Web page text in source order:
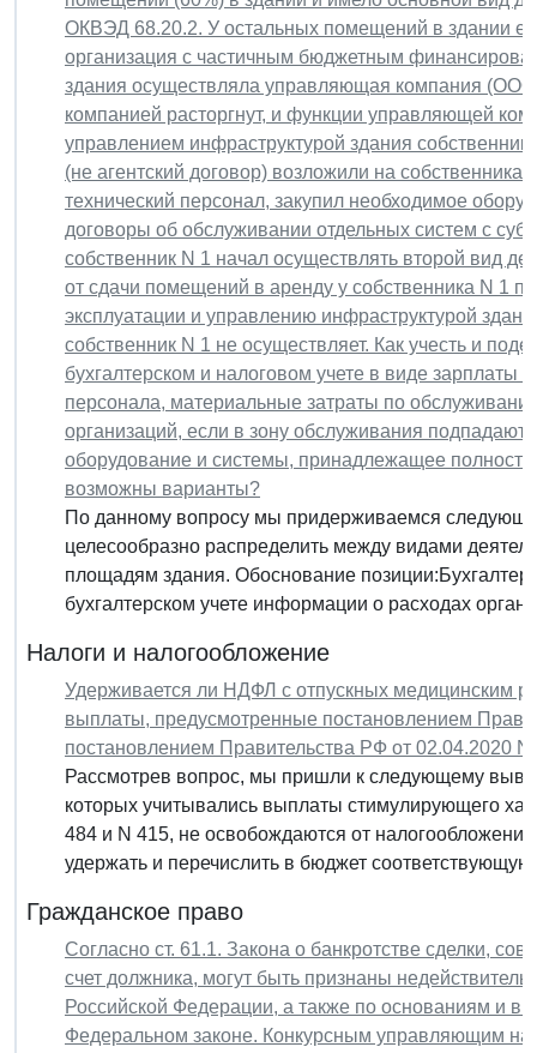
ОКВЭД 68.20.2. У остальных помещений в здании
организация с частичным бюджетным
здания осуществляла управляющая компания
компанией расторгнут, и функции управляющей
управлением инфраструктурой здания
(не агентский договор) возложили на
технический персонал, закупил необходимое
договоры об обслуживании отдельных систем с
собственник N 1 начал осуществлять второй вид
от сдачи помещений в аренду у собственника N 1
эксплуатации и управлению инфраструктурой
собственник N 1 не осуществляет. Как учесть и
бухгалтерском и налоговом учете в виде зарплаты
персонала, материальные затраты по
организаций, если в зону обслуживания
оборудование и системы, принадлежащее
возможны варианты?
По данному вопросу мы придерживаемся
целесообразно распределить между видами
площадям здания. Обоснование
бухгалтерском учете информации о расходах
Налоги и налогообложение
Удерживается ли НДФЛ с отпускных медицинским
выплаты, предусмотренные постановлением
постановлением Правительства РФ от 02.04.2020 N
Рассмотрев вопрос, мы пришли к следующему
которых учитывались выплаты стимулирующего
484 и N 415, не освобождаются от
удержать и перечислить в бюджет
Гражданское право
Согласно ст. 61.1. Закона о банкротстве сделки,
счет должника, могут быть признаны
Российской Федерации, а также по основаниям и в
Федеральном законе. Конкурсным управляющим на